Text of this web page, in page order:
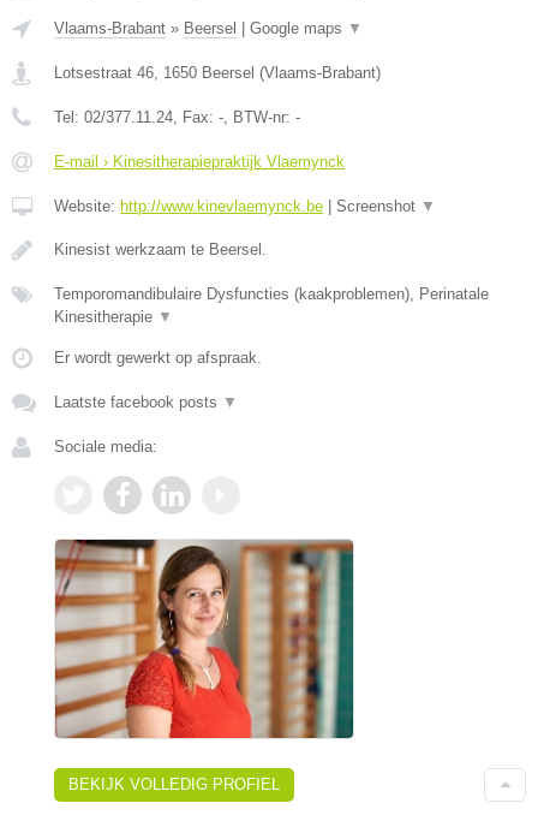
Vlaams-Brabant » Beersel Google maps ▼
Lotsestraat 46, 1650 Beersel (Vlaams-Brabant)
Tel: 02/377.11.24, Fax: -, BTW-nr: -
E-mail › Kinesitherapiepraktijk Vlaemynck
Website: http://www.kinevlaemynck.be Screenshot ▼
Kinesist werkzaam te Beersel.
Temporomandibulaire Dysfuncties (kaakproblemen), Perinatale
Kinesitherapie ▼
Er wordt gewerkt op afspraak.
Laatste facebook posts ▼
Sociale media:
BEKIJK VOLLEDIG PROFIEL